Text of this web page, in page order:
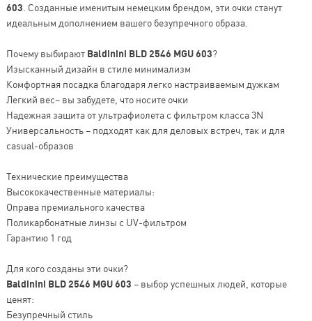
603 . Созданные именитым немецким брендом, эти очки станут
идеальным дополнением вашего безупречного образа.
Почему выбирают Baldinini BLD 2546 MGU 603?
Изысканный дизайн в стиле минимализм
Комфортная посадка благодаря легко настраиваемым дужкам
Легкий вес– вы забудете, что носите очки
Надежная защита от ультрафиолета с фильтром класса 3N
Универсальность – подходят как для деловых встреч, так и для
casual-образов
Технические преимущества
Высококачественные материалы:
Оправа премиального качества
Поликарбонатные линзы с UV-фильтром
Гарантию 1 год
Для кого созданы эти очки?
Baldinini BLD 2546 MGU 603 – выбор успешных людей, которые
ценят:
Безупречный стиль